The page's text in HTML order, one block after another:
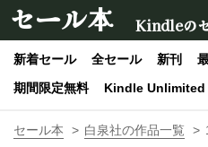
セール本 Kindleの
新着セール 全セール 新刊
期間限定無料
Kindle Unlimited
セール本 白泉社の作品一覧